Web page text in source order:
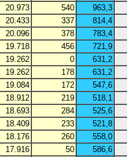
20.973 540
963,3
20.433 337
814,4
20.096 378
783,4
19.718 456
721,9
19.262 0
631,2
19.262 178
631,2
19.084 172
547,6
18.912 219
518,1
18.693 284
525,6
18.409 233
521,8
18.176 260
558,0
17.916 50
586,6